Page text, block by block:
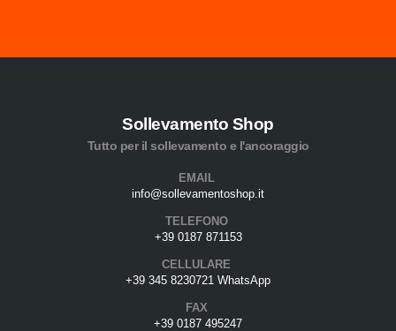
Sollevamento Shop
Tutto per il sollevamento e l'ancoraggio
EMAIL
info@sollevamentoshop.it
TELEFONO
+39 0187 871153
CELLULARE
+39 345 8230721 WhatsApp
FAX
+39 0187 495247